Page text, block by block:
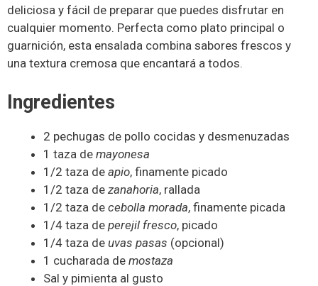
deliciosa y fácil de preparar que puedes disfrutar en
cualquier momento. Perfecta como plato principal o
guarnición, esta ensalada combina sabores frescos y
una textura cremosa que encantará a todos.
Ingredientes
2 pechugas de pollo cocidas y desmenuzadas
1 taza de mayonesa
1/2 taza de apio, finamente picado
1/2 taza de zanahoria, rallada
1/2 taza de cebolla morada, finamente picada
1/4 taza de perejil fresco, picado
1/4 taza de uvas pasas (opcional)
1 cucharada de mostaza
Sal y pimienta al gusto